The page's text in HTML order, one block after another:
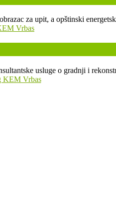
za upit, a opštinski
usluge o gradnji i